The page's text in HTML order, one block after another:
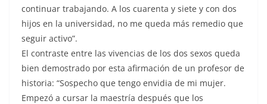
continuar trabajando. A los cuarenta y siete y con dos
hijos en la universidad, no me queda más remedio que
seguir activo”.
El contraste entre las vivencias de los dos sexos queda
bien demostrado por esta afirmación de un profesor de
historia: “Sospecho que tengo envidia de mi mujer.
Empezó a cursar la maestría después que los